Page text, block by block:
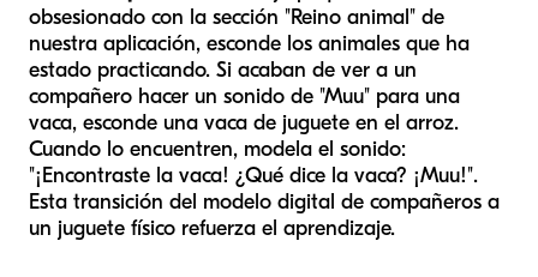
obsesionado con la sección "Reino animal" de
nuestra aplicación, esconde los animales que ha
estado practicando. Si acaban de ver a un
compañero hacer un sonido de "Muu" para una
vaca, esconde una vaca de juguete en el arroz.
Cuando lo encuentren, modela el sonido:
"¡Encontraste la vaca! ¿Qué dice la vaca? ¡Muu!".
Esta transición del modelo digital de compañeros a
un juguete físico refuerza el aprendizaje.